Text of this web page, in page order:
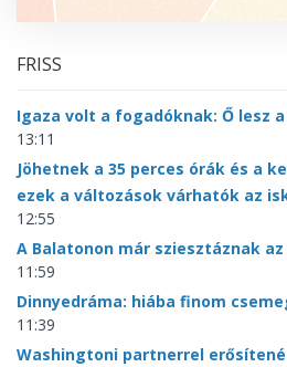
FRISS
Igaza volt a fogadóknak: Ő lesz
13:11
Jöhetnek a 35 perces órák és a
ezek a változások várhatók az
12:55
A Balatonon már sziesztáznak
11:59
Dinnyedráma: hiába finom
11:39
Washingtoni partnerrel